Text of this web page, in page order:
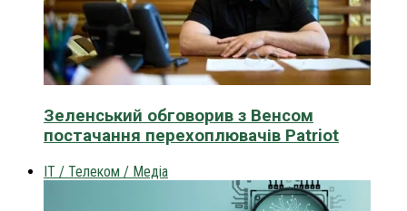
Зеленський обговорив з Венсом
постачання перехоплювачів Patriot
IT / Телеком / Медіа